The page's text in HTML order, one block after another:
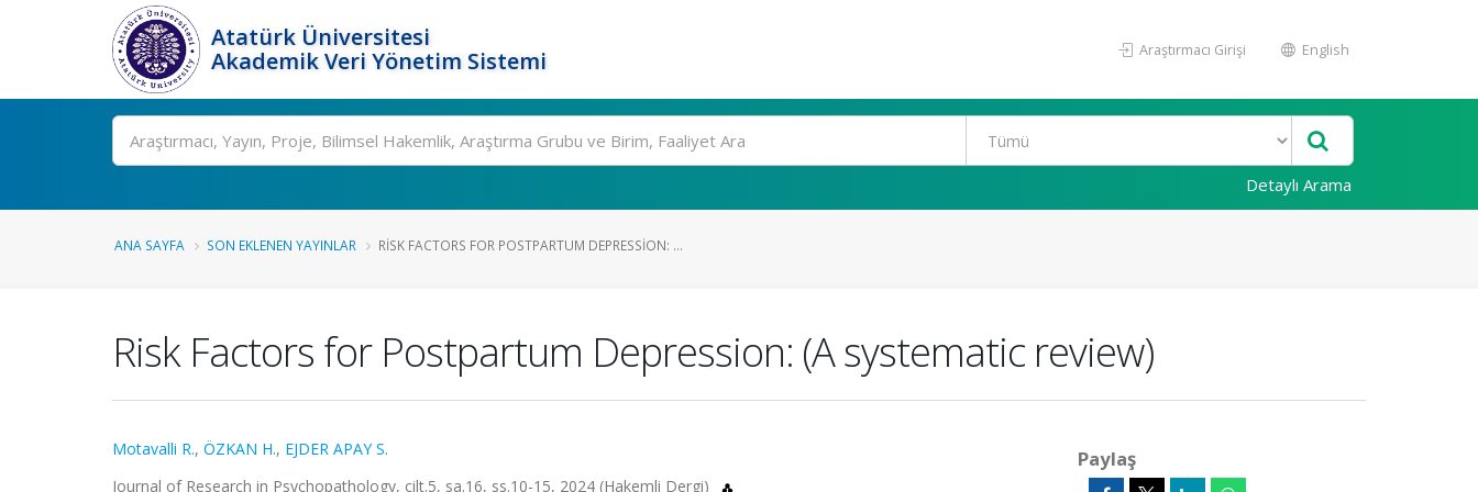
Atatürk Üniversitesi
Akademik Veri Yönetim Sistemi
Araştırmacı Girişi English
Ara
Detaylı Arama
ANA SAYFA SON EKLENEN YAYINLAR RISK FACTORS FOR POSTPARTUM DEPRESSION: ...
Risk Factors for Postpartum Depression: (A systematic review)
Motavalli R., ÖZKAN H., EJDER APAY S.
Journal of Research in Psychopathology, cilt.5, sa.16, ss.10-15, 2024 (Hakemli Dergi)
Paylaş